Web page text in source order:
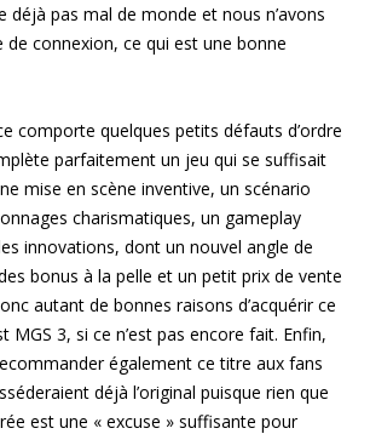
déjà pas mal de monde et nous n’avons
de connexion, ce qui est une bonne
comporte quelques petits défauts d’ordre
parfaitement un jeu qui se suffisait
mise en scène inventive, un scénario
charismatiques, un gameplay
innovations, dont un nouvel angle de
bonus à la pelle et un petit prix de vente
autant de bonnes raisons d’acquérir ce
MGS 3, si ce n’est pas encore fait. Enfin,
également ce titre aux fans
déjà l’original puisque rien que
est une « excuse » suffisante pour